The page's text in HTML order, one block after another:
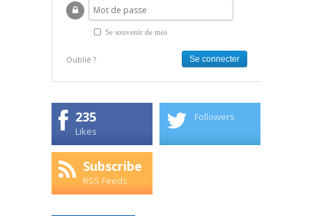
Se souvenir de moi
Oublié ?
235
Likes
Followers
Subscribe
RSS Feeds